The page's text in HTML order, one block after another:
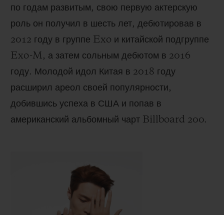
по годам развитым, свою первую актерскую
роль он получил в шесть лет, дебютировав в
2012 году в группе Exo и китайской подгруппе
Exo-M, а затем сольным дебютом в 2016
году. Молодой идол Китая в 2018 году
расширил ареол своей популярности,
добившись успеха в США и попав в
американский альбомный чарт Billboard 200.